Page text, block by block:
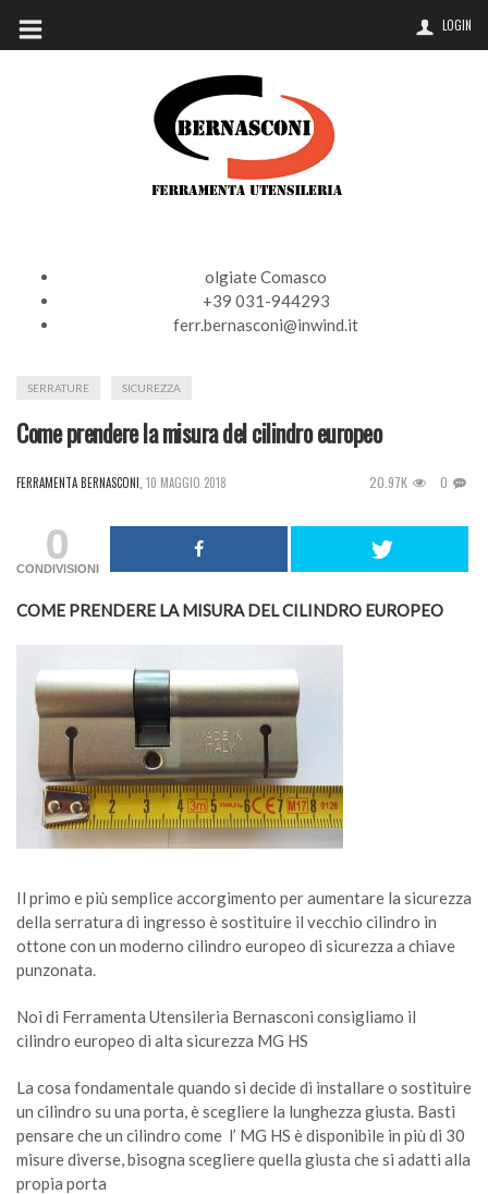
LOGIN
olgiate Comasco
+39 031-944293
ferr.bernasconi@inwind.it
SERRATURE SICUREZZA
Come prendere la misura del cilindro europeo
FERRAMENTA BERNASCONI 10 MAGGIO 2018 20.97K 0
0
CONDIVISIONI
COME PRENDERE LA MISURA DEL CILINDRO EUROPEO
Il primo e più semplice accorgimento per aumentare la sicurezza
della serratura di ingresso è sostituire il vecchio cilindro in
ottone con un moderno cilindro europeo di sicurezza a chiave
punzonata.
Noi di Ferramenta Utensileria Bernasconi consigliamo il
cilindro europeo di alta sicurezza MG HS
La cosa fondamentale quando si decide di installare o sostituire
un cilindro su una porta, è scegliere la lunghezza giusta. Basti
pensare che un cilindro come l’ MG HS è disponibile in più di 30
misure diverse, bisogna scegliere quella giusta che si adatti alla
propia porta